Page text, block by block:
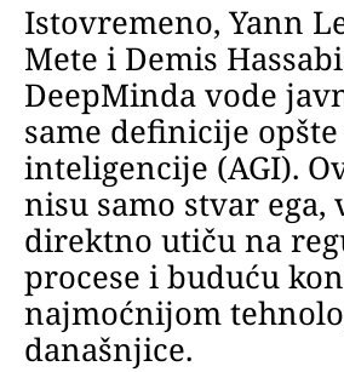
Istovremeno, Yann
Mete i Demis
DeepMinda vode
same definicije
inteligencije (AGI).
nisu samo stvar ega,
direktno utiču na
procese i buduću
najmoćnijom
današnjice.